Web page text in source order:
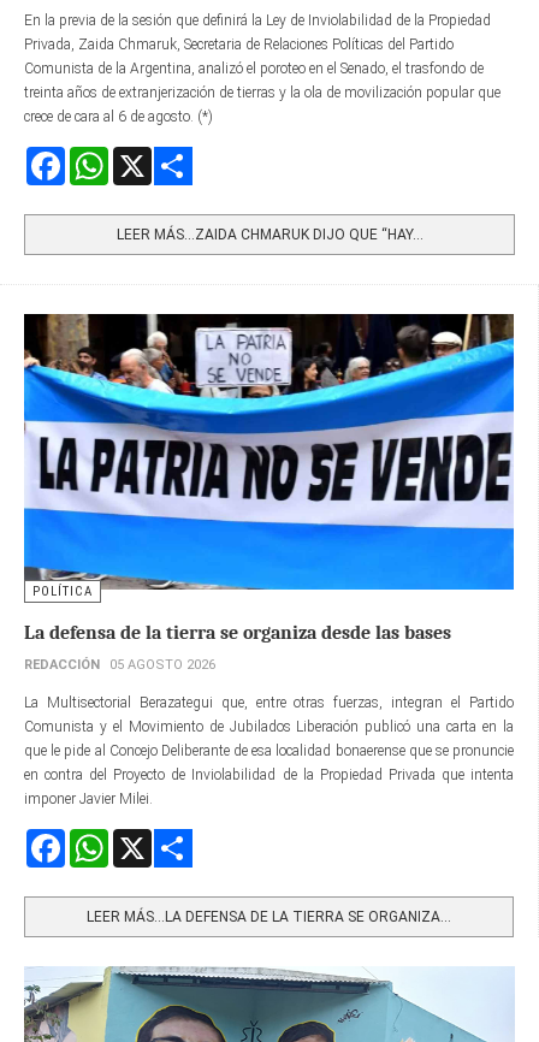
En la previa de la sesión que definirá la Ley de Inviolabilidad de la Propiedad
Privada, Zaida Chmaruk, Secretaria de Relaciones Políticas del Partido
Comunista de la Argentina, analizó el poroteo en el Senado, el trasfondo de
treinta años de extranjerización de tierras y la ola de movilización popular que
crece de cara al 6 de agosto. (*)
FacebookWhatsApp
LEER MÁS…ZAIDA CHMARUK DIJO QUE “HAY...
POLÍTICA
La defensa de la tierra se organiza desde las bases
REDACCIÓN 05 AGOSTO 2026
La Multisectorial Berazategui que, entre otras fuerzas, integran el Partido
Comunista y el Movimiento de Jubilados Liberación publicó una carta en la
que le pide al Concejo Deliberante de esa localidad bonaerense que se pronuncie
en contra del Proyecto de Inviolabilidad de la Propiedad Privada que intenta
imponer Javier Milei.
FacebookWhatsApp
LEER MÁS…LA DEFENSA DE LA TIERRA SE ORGANIZA...